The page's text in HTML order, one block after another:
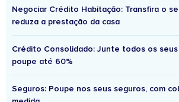
Negociar Crédito Habitação: Transfira o
reduza a prestação da casa
Crédito Consolidado: Junte todos os
poupe até 60%
Seguros: Poupe nos seus seguros, com